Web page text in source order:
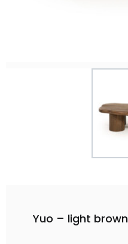
Yuo – light brown